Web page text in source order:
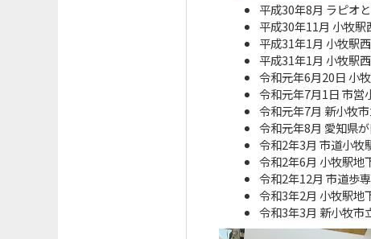
平成30年8月 ラピオ
平成30年11月 小牧駅
平成31年1月 小牧駅
平成31年1月 小牧駅
令和元年6月20日 小
令和元年7月1日 市営
令和元年7月 新小牧
令和元年8月 愛知県
令和2年3月 市道小牧
令和2年6月 小牧駅地
令和2年12月 市道歩
令和3年2月 小牧駅地
令和3年3月 新小牧市